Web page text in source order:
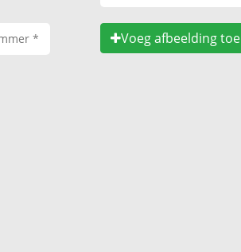
Voeg afbeelding toe